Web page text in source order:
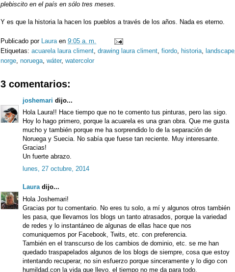
plebiscito en el país en sólo tres meses.
Y es que la historia la hacen los pueblos a través de los años. Nada es eterno.
Publicado por Laura en 9:05 a. m.
Etiquetas: acuarela laura climent drawing laura climent fiordo historia landscape
norge noruega wáter, watercolor
3 comentarios:
joshemari dijo...
Hola Laura!! Hace tiempo que no te comento tus pinturas, pero las sigo.
Hoy lo hago primero, porque la acuarela es una gran obra. Que me gusta
mucho y también porque me ha sorprendido lo de la separación de
Noruega y Suecia. No sabía que fuese tan reciente. Muy interesante.
Gracias!
Un fuerte abrazo.
lunes, 27 octubre, 2014
Lauradijo...
Hola Joshemari!
Gracias por tu comentario. No eres tu solo, a mí y algunos otros también
les pasa, que llevamos los blogs un tanto atrasados, porque la variedad
de redes y lo instantáneo de algunas de ellas hace que nos
comuniquemos por Facebook, Twits, etc. con preferencia.
También en el transcurso de los cambios de dominio, etc. se me han
quedado traspapelados algunos de los blogs de siempre, cosa que estoy
intentando recuperar, no sin esfuerzo porque sinceramente y lo digo con
humildad,con la vida que llevo, el tiempo no me da para todo.